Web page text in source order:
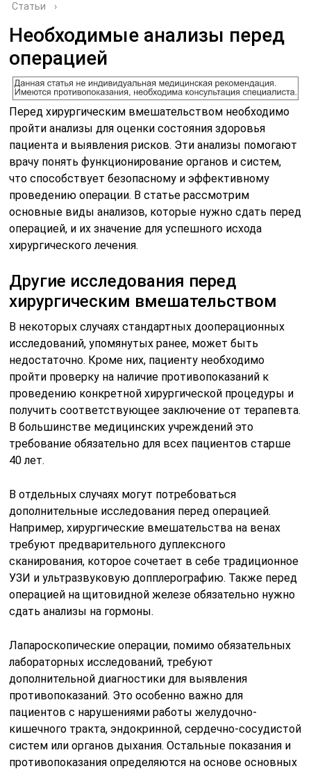
Статьи ›
Необходимые анализы перед
операцией
Перед хирургическим вмешательством необходимо
пройти анализы для оценки состояния здоровья
пациента и выявления рисков. Эти анализы помогают
врачу понять функционирование органов и систем,
что способствует безопасному и эффективному
проведению операции. В статье рассмотрим
основные виды анализов, которые нужно сдать перед
операцией, и их значение для успешного исхода
хирургического лечения.
Другие исследования перед
хирургическим вмешательством
В некоторых случаях стандартных дооперационных
исследований, упомянутых ранее, может быть
недостаточно. Кроме них, пациенту необходимо
пройти проверку на наличие противопоказаний к
проведению конкретной хирургической процедуры и
получить соответствующее заключение от терапевта.
В большинстве медицинских учреждений это
требование обязательно для всех пациентов старше
40 лет.
В отдельных случаях могут потребоваться
дополнительные исследования перед операцией.
Например, хирургические вмешательства на венах
требуют предварительного дуплексного
сканирования, которое сочетает в себе традиционное
УЗИ и ультразвуковую допплерографию. Также перед
операцией на щитовидной железе обязательно нужно
сдать анализы на гормоны.
Лапароскопические операции, помимо обязательных
лабораторных исследований, требуют
дополнительной диагностики для выявления
противопоказаний. Это особенно важно для
пациентов с нарушениями работы желудочно-
кишечного тракта, эндокринной, сердечно-сосудистой
систем или органов дыхания. Остальные показания и
противопоказания определяются на основе основных